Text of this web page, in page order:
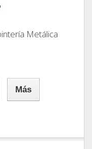
Metálica
Más